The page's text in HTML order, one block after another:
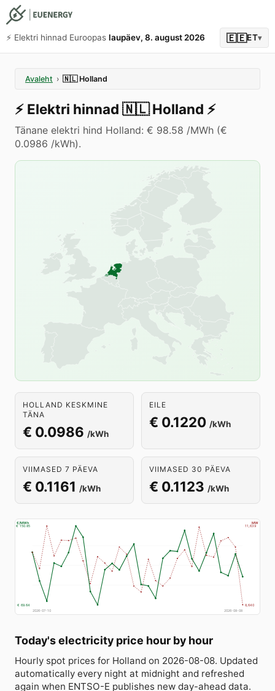
⚡️ Elektri hinnad Euroopas laupäev, 8. august 2026 🇪🇪ET▾
Avaleht › 🇳🇱 Holland
⚡️ Elektri hinnad 🇳🇱 Holland ⚡️
Tänane elektri hind Holland: € 98.58 /MWh (€
0.0986 /kWh).
HOLLAND KESKMINE
TÄNA
€ 0.0986 /kWh
EILE
€ 0.1220 /kWh
VIIMASED 7 PÄEVA
€ 0.1161 /kWh
VIIMASED 30 PÄEVA
€ 0.1123 /kWh
€ 150.85
€ 69.64
€/MWh
11,639
8,640
MW
2026-07-10 2026-08-08
Today's electricity price hour by hour
Hourly spot prices for Holland on 2026-08-08. Updated
automatically every night at midnight and refreshed
again when ENTSO-E publishes new day-ahead data.